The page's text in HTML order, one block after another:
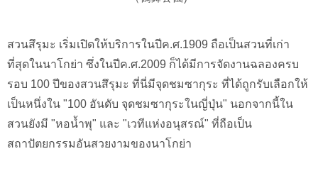
สวนสึรุมะ เริ่มเปิดให้บริการในปีค.ศ.1909 ถือเป็นสวนที่เก่า
ที่สุดในนาโกย่า ซึ่งในปีค.ศ.2009 ก็ได้มีการจัดงานฉลองครบ
รอบ 100 ปีของสวนสึรุมะ ที่นี่มีจุดชมซากุระ ที่ได้ถูกรับเลือกให้
เป็นหนึ่งใน "100 อันดับ จุดชมซากุระในญี่ปุ่น" นอกจากนี้ใน
สวนยังมี "หอน้ำพุ" และ "เวทีแห่งอนุสรณ์" ที่ถือเป็น
สถาปัตยกรรมอันสวยงามของนาโกย่า